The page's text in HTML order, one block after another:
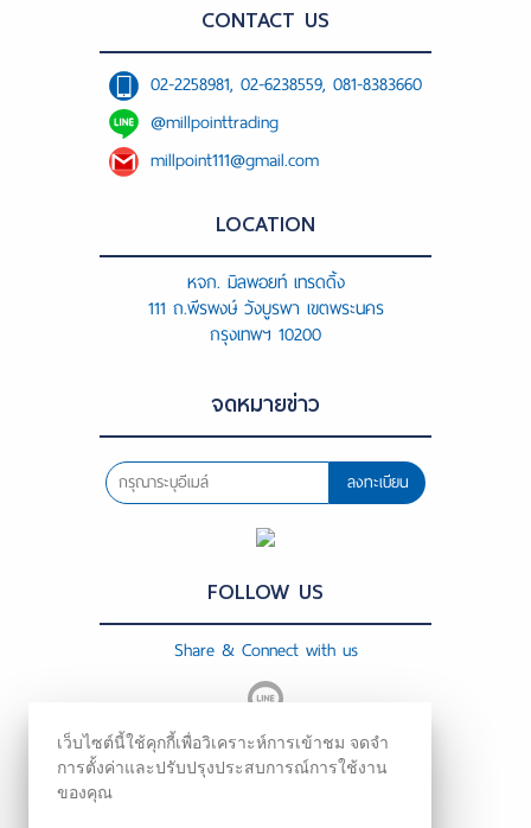
CONTACT US
02-2258981, 02-6238559, 081-8383660
@millpointtrading
millpoint111@gmail.com
LOCATION
หจก. มิลพอยท์ เทรดดิ้ง
111 ถ.พีรพงษ์ วังบูรพา เขตพระนคร
กรุงเทพฯ 10200
จดหมายข่าว
ลงทะเบียน
FOLLOW US
Share & Connect with us
เว็บไซต์นี้ใช้คุกกี้เพื่อวิเคราะห์การเข้าชม จดจำ
การตั้งค่าและปรับปรุงประสบการณ์การใช้งาน
ของคุณ